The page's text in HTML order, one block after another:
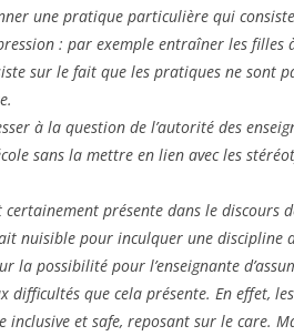
une pratique particulière qui
: par exemple entraîner les
sur le fait que les pratiques ne sont
à la question de l’autorité des
sans la mettre en lien avec les
présente dans le discours
nuisible pour inculquer une discipline
la possibilité pour l’enseignante
que cela présente. En effet,
inclusive et safe, reposant sur le care.